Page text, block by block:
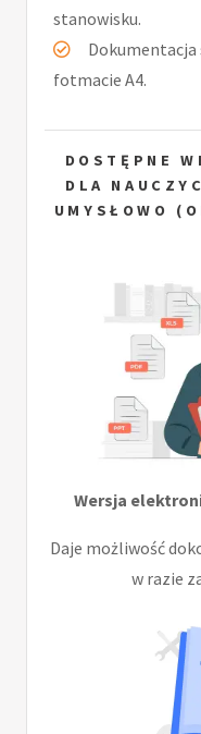
stanowisku.
Dokumentacja
fotmacie A4.
DOSTĘPNE
DLA
UMYSŁOWO
Wersja
Daje możliwość
w razie